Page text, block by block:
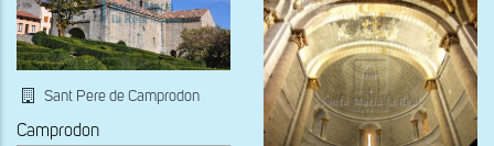
Sant Pere de Camprodon
Camprodon